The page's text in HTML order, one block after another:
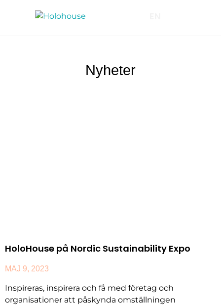
Nyheter
HoloHouse på Nordic Sustainability Expo
MAJ 9, 2023
Inspireras, inspirera och få med företag och
organisationer att påskynda omställningen